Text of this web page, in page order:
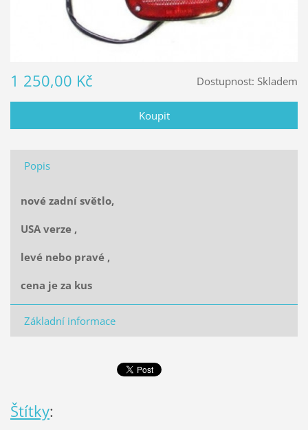
Dostupnost: Skladem
1 250,00 Kč
Popis
nové zadní světlo,
USA verze ,
levé nebo pravé ,
cena je za kus
Základní informace
Štítky: